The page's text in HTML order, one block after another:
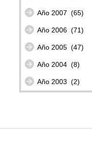
Año 2007 (65)
Año 2006 (71)
Año 2005 (47)
Año 2004 (8)
Año 2003 (2)